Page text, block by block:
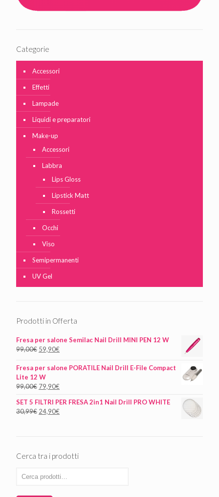
Categorie
Accessori
Effetti
Lampade
Liquidi e preparatori
Make-up
Accessori
Labbra
Lips Gloss
Lipstick Matt
Rossetti
Occhi
Viso
Semipermanenti
UV Gel
Prodotti in Offerta
Fresa per salone Semilac Nail Drill MINI PEN 12 W
99,00€ 59,90€
Fresa per salone PORATILE Nail Drill E-File Compact
Lite 12 W
99,00€ 79,90€
SET 5 FILTRI PER FRESA 2in1 Nail Drill PRO WHITE
30,99€ 24,90€
Cerca tra i prodotti